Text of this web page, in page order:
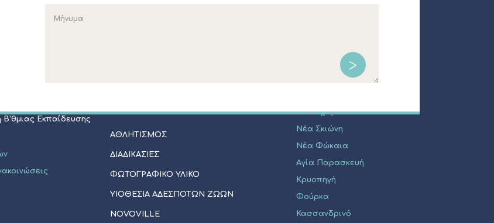
Β'θμιας Εκπαίδευσης
Events
ΑΘΛΗΤΙΣΜΟΣ
ΔΙΑΔΙΚΑΣΙΕΣ
ΦΩΤΟΓΡΑΦΙΚΟ ΥΛΙΚΟ
ΥΙΟΘΕΣΊΑ ΑΔΈΣΠΟΤΩΝ ΖΏΩΝ
NOVOVILLE
Πευκοχώρι
Νέα Σκιώνη
Νέα Φώκαια
Αγία Παρασκευή
Κρυοπηγή
Φούρκα
Κασσανδρινό